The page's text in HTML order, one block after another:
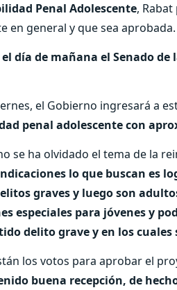
Penal Adolescente,
en general y que sea aprobada.
día de mañana el Senado
el Gobierno ingresará a
penal adolescente con
se ha olvidado el tema de la
lo que buscan es
graves y luego son
especiales para jóvenes y
delito grave y en los
los votos para aprobar el
buena recepción, de